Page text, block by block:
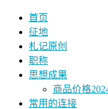
首页
征地
札记原创
职称
思想成果
商品价格
常用的连接